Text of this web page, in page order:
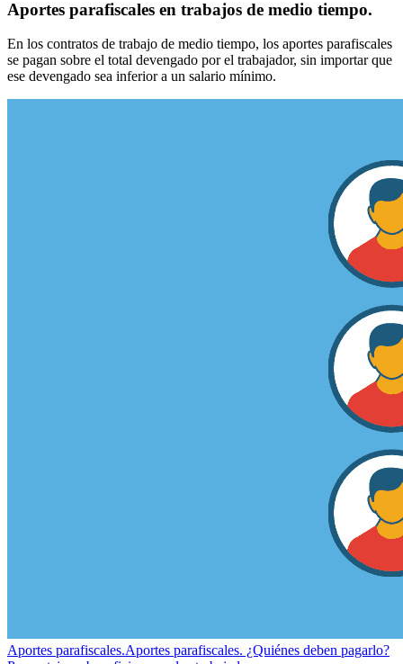
Aportes parafiscales en trabajos de medio tiempo.
En los contratos de trabajo de medio tiempo, los aportes parafiscales
se pagan sobre el total devengado por el trabajador, sin importar que
ese devengado sea inferior a un salario mínimo.
Aportes parafiscales.Aportes parafiscales. ¿Quiénes deben pagarlo?